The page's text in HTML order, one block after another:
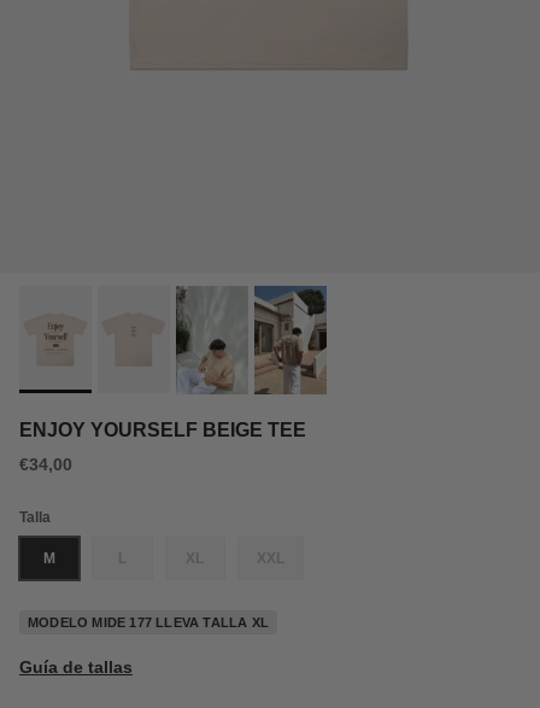
ENJOY YOURSELF BEIGE TEE
€34,00
Talla
M L XL XXL
MODELO MIDE 177 LLEVA TALLA XL
Guía de tallas